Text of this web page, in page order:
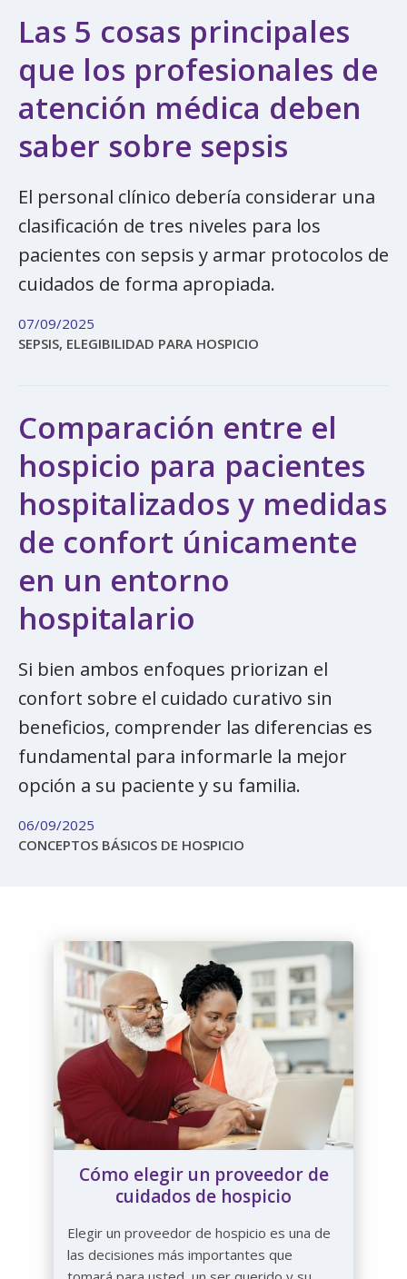
Las 5 cosas principales
que los profesionales de
atención médica deben
saber sobre sepsis
El personal clínico debería considerar una
clasificación de tres niveles para los
pacientes con sepsis y armar protocolos de
cuidados de forma apropiada.
07/09/2025
SEPSIS, ELEGIBILIDAD PARA HOSPICIO
Comparación entre el
hospicio para pacientes
hospitalizados y medidas
de confort únicamente
en un entorno
hospitalario
Si bien ambos enfoques priorizan el
confort sobre el cuidado curativo sin
beneficios, comprender las diferencias es
fundamental para informarle la mejor
opción a su paciente y su familia.
06/09/2025
CONCEPTOS BÁSICOS DE HOSPICIO
Cómo elegir un proveedor de
cuidados de hospicio
Elegir un proveedor de hospicio es una de
las decisiones más importantes que